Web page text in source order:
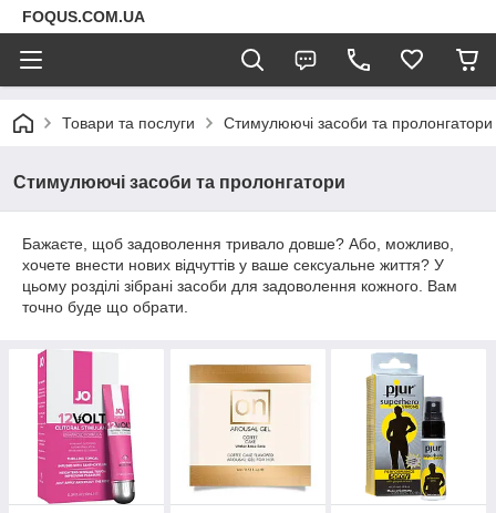
FOQUS.COM.UA
Товари та послуги Стимулюючі засоби та пролонгатори
Стимулюючі засоби та пролонгатори
Бажаєте, щоб задоволення тривало довше? Або, можливо,
хочете внести нових відчуттів у ваше сексуальне життя? У
цьому розділі зібрані засоби для задоволення кожного. Вам
точно буде що обрати.